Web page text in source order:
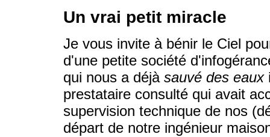
Un vrai petit miracle
Je vous invite à bénir le Ciel
d'une petite société
qui nous a déjà sauvé des eaux
prestataire consulté qui avait
supervision technique de nos
départ de notre ingénieur